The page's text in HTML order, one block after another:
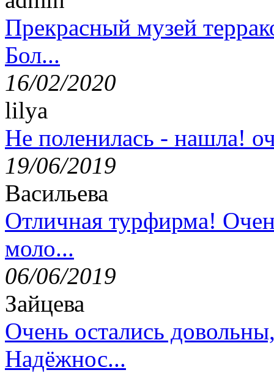
Прекрасный музей
Бол...
16/02/2020
lilya
Не поленилась - нашла!
19/06/2019
Васильева
Отличная турфирма!
моло...
06/06/2019
Зайцева
Очень остались
Надёжнос...